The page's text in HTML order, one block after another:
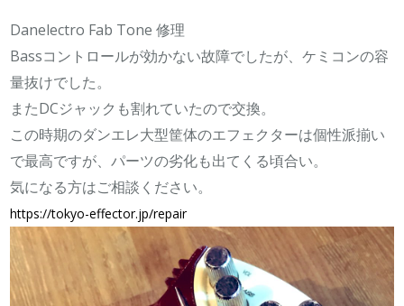
Danelectro Fab Tone 修理
Bassコントロールが効かない故障でしたが、ケミコンの容
量抜けでした。
またDCジャックも割れていたので交換。
この時期のダンエレ大型筐体のエフェクターは個性派揃い
で最高ですが、パーツの劣化も出てくる頃合い。
気になる方はご相談ください。
https://tokyo-effector.jp/repair